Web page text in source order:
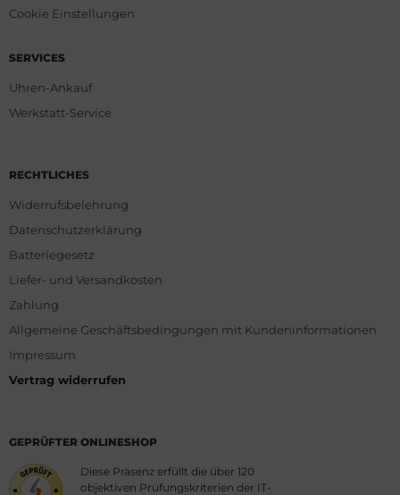
Cookie Einstellungen
SERVICES
Uhren-Ankauf
Werkstatt-Service
RECHTLICHES
Widerrufsbelehrung
Datenschutzerklärung
Batteriegesetz
Liefer- und Versandkosten
Zahlung
Allgemeine Geschäftsbedingungen mit Kundeninformationen
Impressum
Vertrag widerrufen
GEPRÜFTER ONLINESHOP
Diese Präsenz erfüllt die über 120
objektiven Prüfungskriterien der IT-